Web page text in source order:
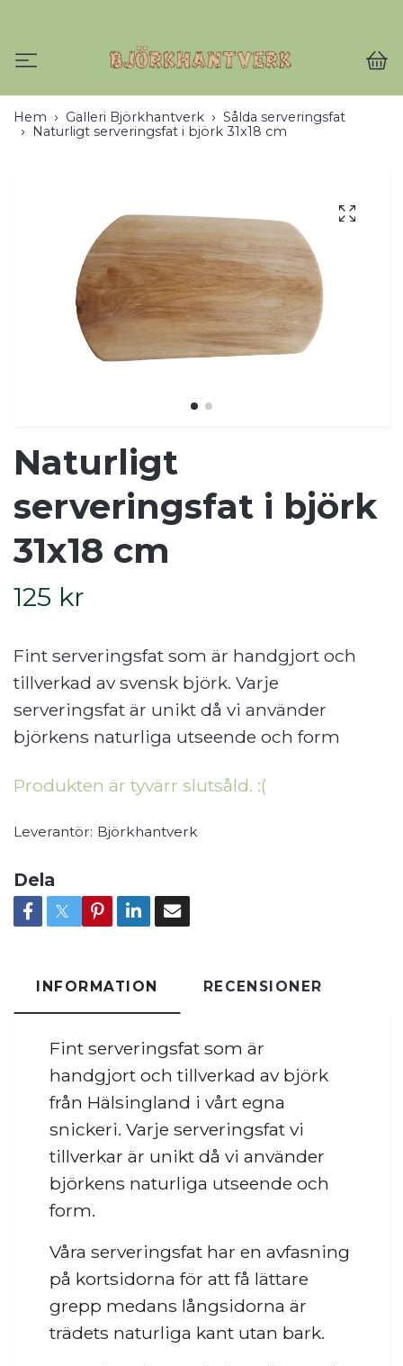
Hem Galleri Björkhantverk
Sålda serveringsfat
Naturligt serveringsfat i björk 31x18 cm
Naturligt
serveringsfat i björk
31x18 cm
125 kr
Fint serveringsfat som är handgjort och
tillverkad av svensk björk. Varje
serveringsfat är unikt då vi använder
björkens naturliga utseende och form
Produkten är tyvärr slutsåld. :(
Leverantör: Björkhantverk
Dela
INFORMATION RECENSIONER
Fint serveringsfat som är
handgjort och tillverkad av björk
från Hälsingland i vårt egna
snickeri. Varje serveringsfat vi
tillverkar är unikt då vi använder
björkens naturliga utseende och
form.
Våra serveringsfat har en avfasning
på kortsidorna för att få lättare
grepp medans långsidorna är
trädets naturliga kant utan bark.